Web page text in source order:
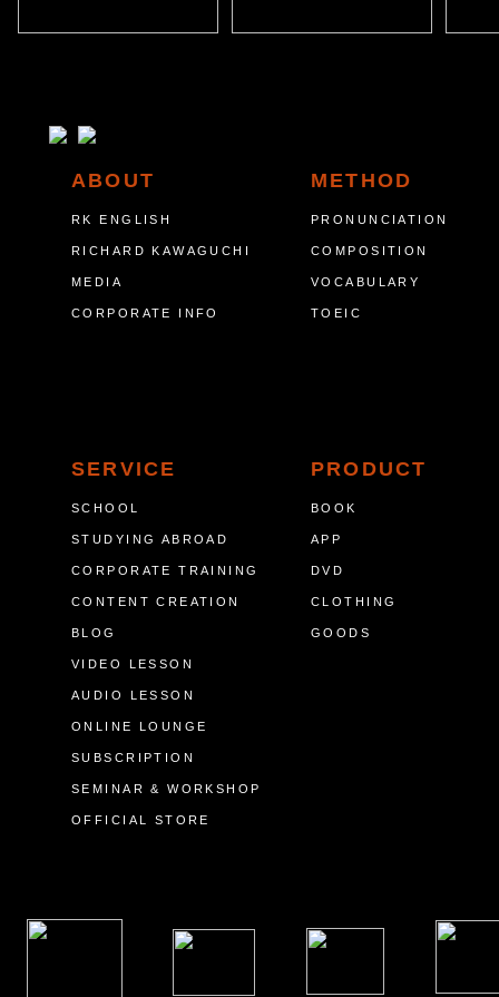
ABOUT
RK ENGLISH
RICHARD KAWAGUCHI
MEDIA
CORPORATE INFO
METHOD
PRONUNCIATION
COMPOSITION
VOCABULARY
TOEIC
SERVICE
SCHOOL
STUDYING ABROAD
CORPORATE TRAINING
CONTENT CREATION
BLOG
VIDEO LESSON
AUDIO LESSON
ONLINE LOUNGE
SUBSCRIPTION
SEMINAR & WORKSHOP
OFFICIAL STORE
PRODUCT
BOOK
APP
DVD
CLOTHING
GOODS